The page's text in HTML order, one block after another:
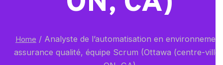
Home / Analyste de l’automatisation en environnement
assurance qualité, équipe Scrum (Ottawa (centre-